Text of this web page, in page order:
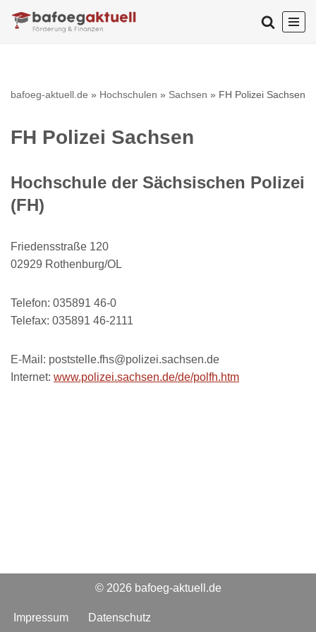
bafoeg-aktuell.de » Hochschulen » Sachsen » FH Polizei Sachsen
FH Polizei Sachsen
Hochschule der Sächsischen Polizei
(FH)
Friedensstraße 120
02929 Rothenburg/OL
Telefon: 035891 46-0
Telefax: 035891 46-2111
E-Mail: poststelle.fhs@polizei.sachsen.de
Internet: www.polizei.sachsen.de/de/polfh.htm
© 2026 bafoeg-aktuell.de
Impressum Datenschutz